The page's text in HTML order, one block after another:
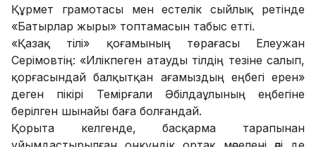
Құрмет грамотасы мен естелік сыйлық ретінде
«Батырлар жыры» топтамасын табыс етті.
«Қазақ тілі» қоғамының төрағасы Елеужан
Серімовтің: «Илікпеген атауды тілдің тезіне салып,
қорғасындай балқытқан ағамыздың еңбегі ерен»
деген пікірі Темірғали Әбілдаұлының еңбегіне
берілген шынайы баға болғандай.
Қорыта келгенде, басқарма тарапынан